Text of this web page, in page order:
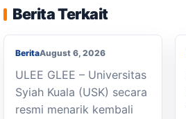
Berita Terkait
Apresiasi Dukungan
Masyarakat Bandar Dua
BeritaAugust 6, 2026
ULEE GLEE – Universitas
Syiah Kuala (USK) secara
resmi menarik kembali